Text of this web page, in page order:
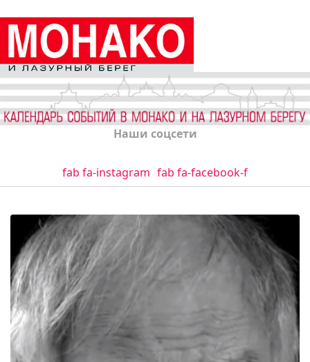
Наши соцсети
fab fa-instagram fab fa-facebook-f